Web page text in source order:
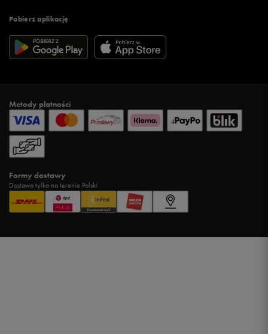
Pobierz aplikację
Metody płatności
Formy dostawy
Dostawa tylko na terenie Polski